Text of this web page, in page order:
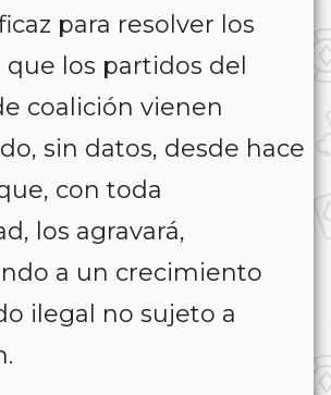
para resolver los
los partidos del
coalición vienen
sin datos, desde hace
con toda
los agravará,
a un crecimiento
ilegal no sujeto a